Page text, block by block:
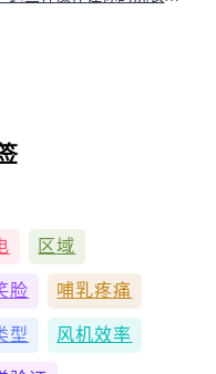
区域
脸 哺乳疼痛
型 风机效率